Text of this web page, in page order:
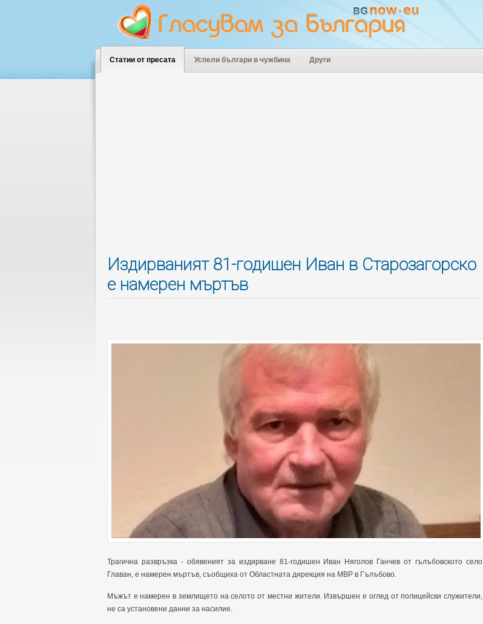
Статии от пресата Успели българи в чужбина Други
Издирваният 81-годишен Иван в Старозагорско
е намерен мъртъв
Трагична развръзка - обявеният за издирване 81-годишен Иван Няголов Ганчев от гълъбовското село
Главан, е намерен мъртъв, съобщиха от Областната дирекция на МВР в Гълъбово.
Мъжът е намерен в землището на селото от местни жители. Извършен е оглед от полицейски служители,
не са установени данни за насилие.